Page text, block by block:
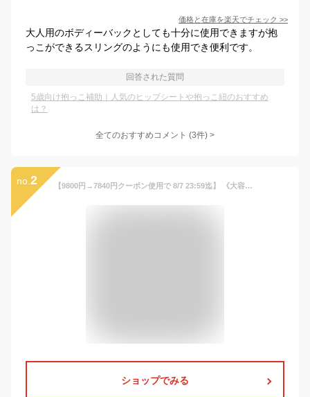
価格と在庫を楽天でチェック >>
大人用のボディーバックとしても十分に使用できますが抱
っこができるスリングのようにも使用でき便利です。
回答された質問
5歳向け抱っこ補助｜人気のヒップシートや抱っこ紐のおすすめ
は？
全てのおすすめコメント (3件) >
no. 2 【9800円→7840円クーポン使用で 8/7 23:59迄】 《大容量！！》2way ヒップシート ショルダーバッグ 抱っこバッグ ウエストポーチ ショルダー 腰ベルト付き スリング 抱っこ 抱っこ紐 赤ちゃん 子供 人気 おしゃれ ポーチ ショルダーバッグ セカンド抱っこ紐
ショップでみる